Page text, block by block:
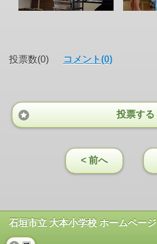
投票数(0) コメント(0)
投票する
< 前へ
石垣市立 大本小学校 ホームページ